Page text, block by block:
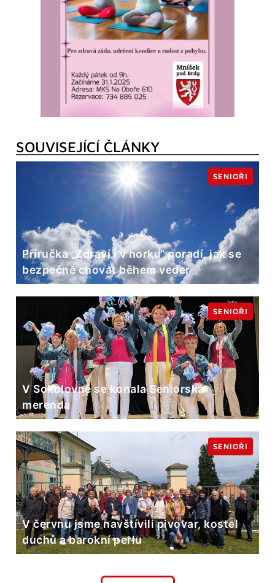
SOUVISEJÍCÍ ČLÁNKY
Příručka „Zdraví i v horku“ poradí, jak se
bezpečně chovat během veder
SENIOŘI
V Sokolovně se konala Seniorská
merenda
SENIOŘI
V červnu jsme navštívili pivovar, kostel
duchů a barokní perlu
SENIOŘI